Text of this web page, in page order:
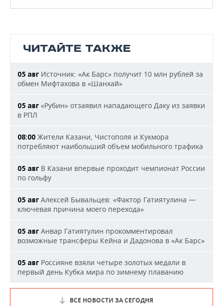
ЧИТАЙТЕ ТАКЖЕ
05 авг Источник: «Ак Барс» получит 10 млн рублей за
обмен Мифтахова в «Шанхай»
05 авг «Рубин» отзаявил нападающего Даку из заявки
в РПЛ
08:00 Жители Казани, Чистополя и Кукмора
потребляют наибольший объем мобильного трафика
05 авг В Казани впервые проходит чемпионат России
по гольфу
05 авг Алексей Бывальцев: «Фактор Гатиятулина —
ключевая причина моего перехода»
05 авг Анвар Гатиятулин прокомментировал
возможные трансферы Кейна и Дадонова в «Ак Барс»
05 авг Россияне взяли четыре золотых медали в
первый день Кубка мира по зимнему плаванию
ВСЕ НОВОСТИ ЗА СЕГОДНЯ